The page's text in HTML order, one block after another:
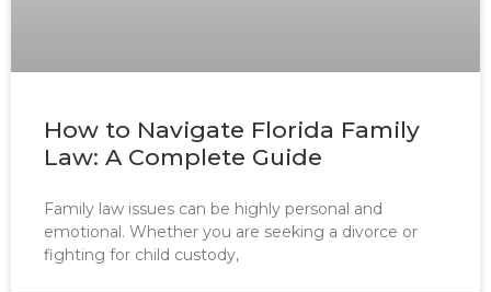
How to Navigate Florida Family
Law: A Complete Guide
Family law issues can be highly personal and
emotional. Whether you are seeking a divorce or
fighting for child custody,